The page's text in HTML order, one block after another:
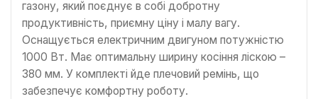
газону, який поєднує в собі добротну
продуктивність, приємну ціну і малу вагу.
Оснащується електричним двигуном потужністю
1000 Вт. Має оптимальну ширину косіння ліскою –
380 мм. У комплекті йде плечовий ремінь, що
забезпечує комфортну роботу.